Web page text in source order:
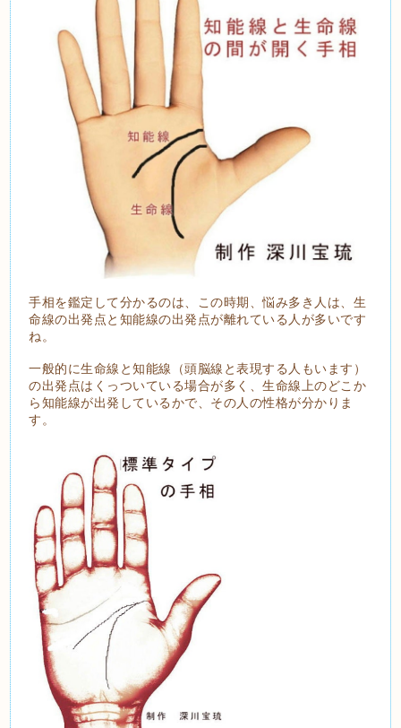
手相を鑑定して分かるのは、この時期、悩み多き人は、生
命線の出発点と知能線の出発点が離れている人が多いです
ね。
一般的に生命線と知能線（頭脳線と表現する人もいます）
の出発点はくっついている場合が多く、生命線上のどこか
ら知能線が出発しているかで、その人の性格が分かりま
す。